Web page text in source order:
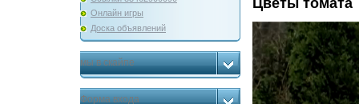
Онлайн игры
Доска объявлений
мы в скайпе
Форма входа